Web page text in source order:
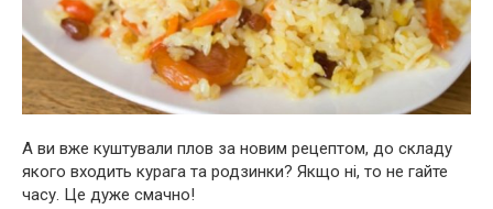
А ви вже куштували плов за новим рецептом, до складу
якого входить курага та родзинки? Якщо ні, то не гайте
часу. Це дуже смачно!